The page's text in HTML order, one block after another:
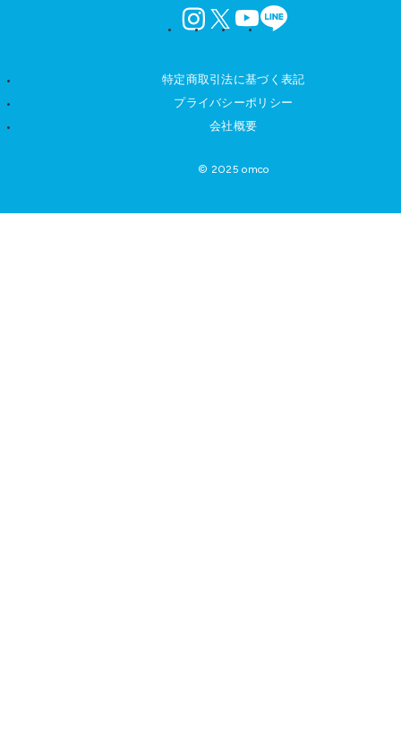
instagram
X YouTubeLINE
特定商取引法に基づく表記
プライバシーポリシー
会社概要
© 2025 omco